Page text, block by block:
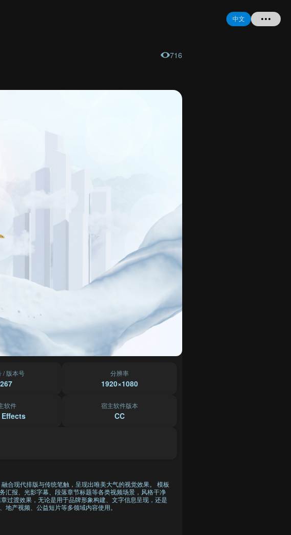
中文
716
/ 版本号 分辨率
1920×1080
软件 宿主软件版本
CC
合现代排版与传统笔触，呈现出唯美大气的视觉效果。 模板
汇报、光影字幕、段落章节标题等各类视频场景，风格干净
过渡效果，无论是用于品牌形象构建、文字信息呈现，还是
产视频、公益短片等多领域内容使用。